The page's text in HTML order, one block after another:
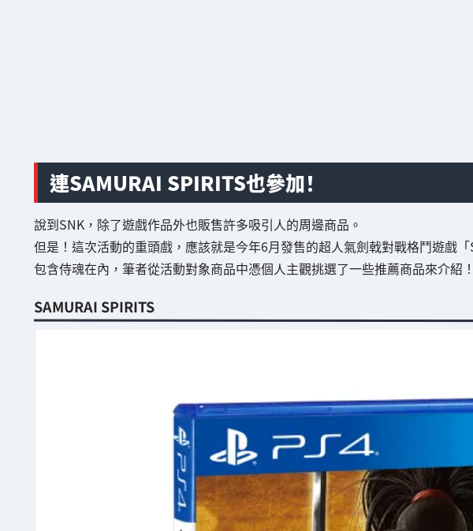
連SAMURAI SPIRITS也參加！
說到SNK，除了遊戲作品外也販售許多吸引人的周邊商品。
但是！這次活動的重頭戲，應該就是今年6月發售的超人氣劍戟對戰格鬥遊戲「
包含侍魂在內，筆者從活動對象商品中憑個人主觀挑選了一些推薦商品來介紹！
SAMURAI SPIRITS